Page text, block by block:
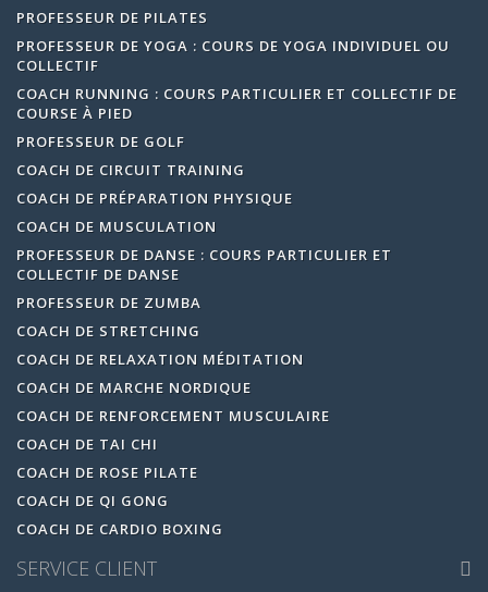
PROFESSEUR DE PILATES
PROFESSEUR DE YOGA : COURS DE YOGA INDIVIDUEL OU
COLLECTIF
COACH RUNNING : COURS PARTICULIER ET COLLECTIF DE
COURSE À PIED
PROFESSEUR DE GOLF
COACH DE CIRCUIT TRAINING
COACH DE PRÉPARATION PHYSIQUE
COACH DE MUSCULATION
PROFESSEUR DE DANSE : COURS PARTICULIER ET
COLLECTIF DE DANSE
PROFESSEUR DE ZUMBA
COACH DE STRETCHING
COACH DE RELAXATION MÉDITATION
COACH DE MARCHE NORDIQUE
COACH DE RENFORCEMENT MUSCULAIRE
COACH DE TAI CHI
COACH DE ROSE PILATE
COACH DE QI GONG
COACH DE CARDIO BOXING
SERVICE CLIENT